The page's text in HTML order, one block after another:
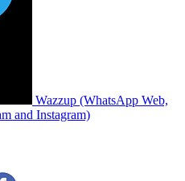
Wazzup (WhatsApp Web,
and Instagram)